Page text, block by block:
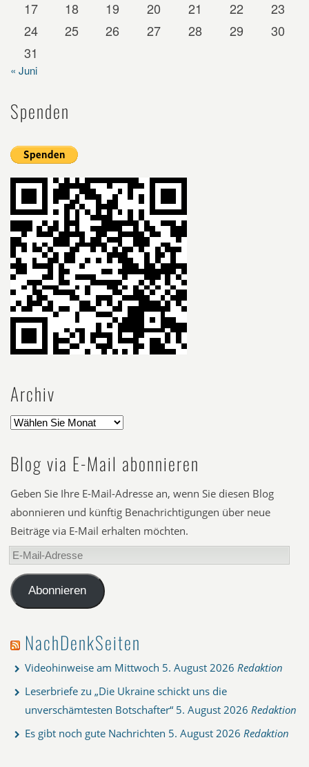
17 18 19 20 21 22
23
24
25 26 27 28 29
30
31
« Juni
Spenden
Archiv
Blog via E-Mail abonnieren
Geben Sie Ihre E-Mail-Adresse an, wenn Sie diesen Blog
abonnieren und künftig Benachrichtigungen über neue
Beiträge via E-Mail erhalten möchten.
E-
Mail-
AdresseAbonnieren
NachDenkSeiten
Videohinweise am Mittwoch 5. August 2026 Redaktion
Leserbriefe zu „Die Ukraine schickt uns die
unverschämtesten Botschafter“ 5. August 2026 Redaktion
Es gibt noch gute Nachrichten 5. August 2026 Redaktion